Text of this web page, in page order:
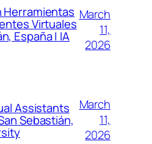
Virtuales
España | IA
March
11,
2026
Assistants
Sebastián,
March
11,
2026